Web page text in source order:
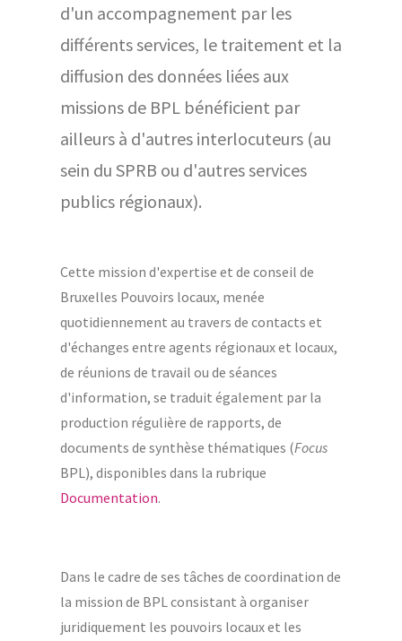
d'un accompagnement par les
différents services, le traitement et la
diffusion des données liées aux
missions de BPL bénéficient par
ailleurs à d'autres interlocuteurs (au
sein du SPRB ou d'autres services
publics régionaux).
Cette mission d'expertise et de conseil de
Bruxelles Pouvoirs locaux, menée
quotidiennement au travers de contacts et
d'échanges entre agents régionaux et locaux,
de réunions de travail ou de séances
d'information, se traduit également par la
production régulière de rapports, de
documents de synthèse thématiques (Focus
BPL), disponibles dans la rubrique
Documentation.
Dans le cadre de ses tâches de coordination de
la mission de BPL consistant à organiser
juridiquement les pouvoirs locaux et les